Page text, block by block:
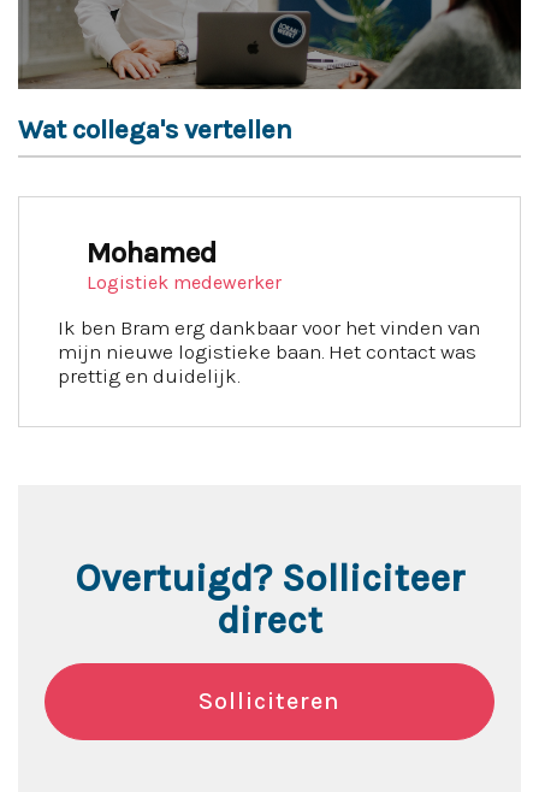
Wat collega's vertellen
Mohamed
Logistiek medewerker
Ik ben Bram erg dankbaar voor het vinden van
mijn nieuwe logistieke baan. Het contact was
prettig en duidelijk.
Overtuigd? Solliciteer
direct
Solliciteren